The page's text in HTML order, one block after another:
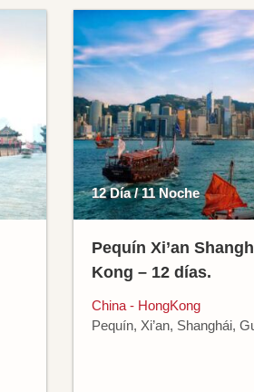
12 Día / 11 Noche
Pequín Xi’an
Kong – 12 días.
China - HongKong
Pequín, Xi’an, Shanghái,